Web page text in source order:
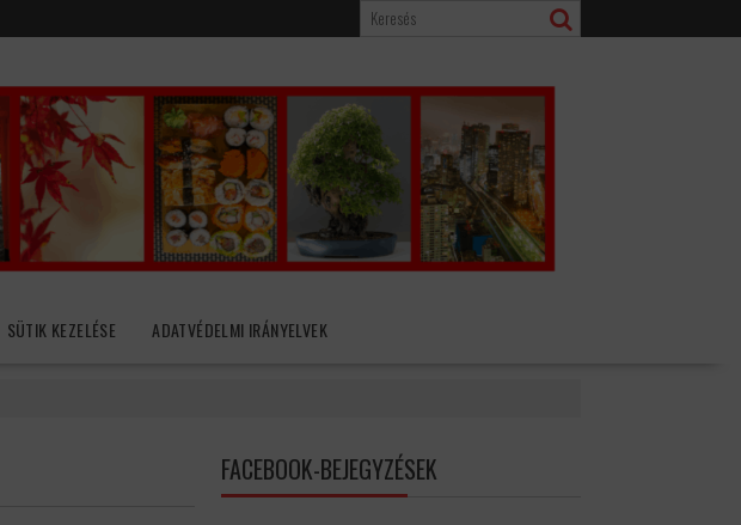
SÜTIK KEZELÉSE ADATVÉDELMI IRÁNYELVEK
FACEBOOK-BEJEGYZÉSEK